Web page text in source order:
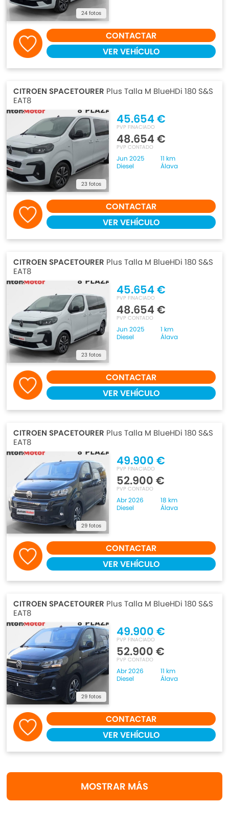
24 fotos
CONTACTAR
VER VEHÍCULO
CITROEN SPACETOURER Plus Talla M BlueHDi 180 S&S
EAT8
23 fotos
45.654 €
PVP FINACIADO
48.654 €
PVP CONTADO
Jun 2025
11 km
Diesel
Álava
CONTACTAR
VER VEHÍCULO
CITROEN SPACETOURER Plus Talla M BlueHDi 180 S&S
EAT8
23 fotos
45.654 €
PVP FINACIADO
48.654 €
PVP CONTADO
Jun 2025
1 km
Diesel
Álava
CONTACTAR
VER VEHÍCULO
CITROEN SPACETOURER Plus Talla M BlueHDi 180 S&S
EAT8
29 fotos
49.900 €
PVP FINACIADO
52.900 €
PVP CONTADO
Abr 2026
18 km
Diesel
Álava
CONTACTAR
VER VEHÍCULO
CITROEN SPACETOURER Plus Talla M BlueHDi 180 S&S
EAT8
29 fotos
49.900 €
PVP FINACIADO
52.900 €
PVP CONTADO
Abr 2026
11 km
Diesel
Álava
CONTACTAR
VER VEHÍCULO
MOSTRAR MÁS